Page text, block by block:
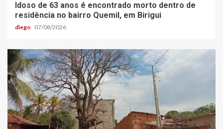
Idoso de 63 anos é encontrado morto dentro de
residência no bairro Quemil, em Birigui
diego 07/08/2026